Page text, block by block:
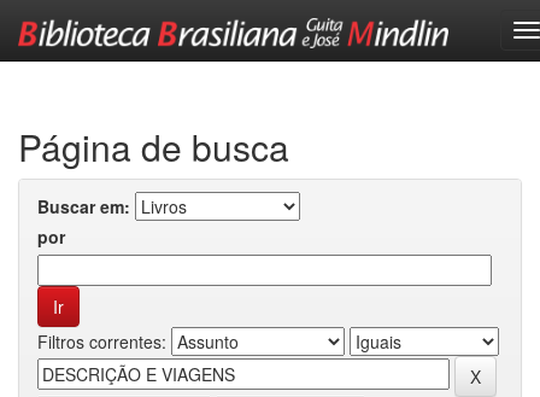
Página de busca
Buscar em:
por
Filtros correntes: